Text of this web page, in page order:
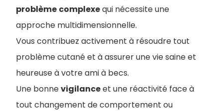
problème complexequi nécessite une
approche multidimensionnelle.
Vous contribuez activement à résoudre tout
problème cutané et à assurer une vie saine et
heureuse à votre ami à becs.
Une bonnevigilanceet une réactivité face à
tout changement de comportement ou